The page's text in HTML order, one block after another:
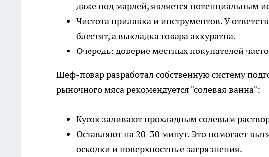
даже под марлей, является потенциальным
Чистота прилавка и инструментов. У
блестят, а выкладка товара аккуратна.
Очередь: доверие местных покупателей
Шеф-повар разработал собственную систему
рыночного мяса рекомендуется "солевая ванна":
Кусок заливают прохладным солевым
Оставляют на 20-30 минут. Это помогает
осколки и поверхностные загрязнения.